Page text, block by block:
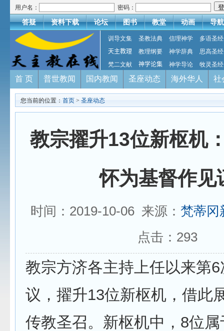
用户名： 密码：
答疑 资料下载 论坛 图书 教堂 动画 导航
训导文集 圣教法典 信理神学
多语圣经
天主教理
教理纲要 神学辞典
思高圣经
梵二文献
神学论集 神学导论 牧灵圣经
首 页 普世教闻 国内教闻 圣座动态 海外华人 社
您当前的位置： 首页 > 圣座动态
教宗擢升13位新枢机
怀为基督作见
时间：2019-10-06 来源： 梵蒂冈
点击： 293
教宗方济各主持上任以来第
议，擢升13位新枢机，借此
传教圣召。新枢机中，8位